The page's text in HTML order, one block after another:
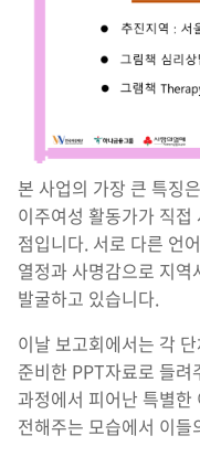
본 사업의 가장 큰 특징
이주여성 활동가가 직
점입니다. 서로 다른 언
열정과 사명감으로 지
발굴하고 있습니다.
이날 보고회에서는 각
준비한 PPT자료로 들
과정에서 피어난 특별
전해주는 모습에서 이